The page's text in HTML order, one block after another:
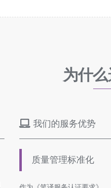
为什
我们的服务优势
质量管理标准化